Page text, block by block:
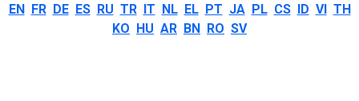
EN FR DE ES RU TR IT NL EL PT JA PL CS ID VI TH
KO HU AR BN RO SV